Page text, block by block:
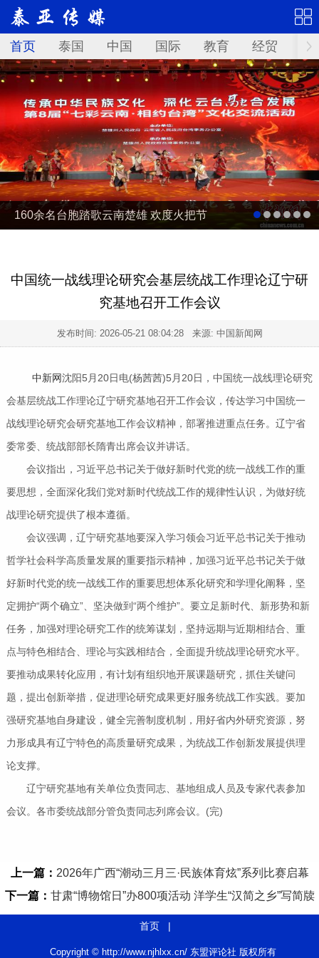
首页 泰国 中国 国际 教育 经贸 华
160余名台胞踏歌云南楚雄 欢度火把节
中国统一战线理论研究会基层统战工作理论辽宁研
究基地召开工作会议
发布时间: 2026-05-21 08:04:28来源: 中国新闻网
中新网沈阳5月20日电(杨茜茜)5月20日，中国统一战线理论研究
会基层统战工作理论辽宁研究基地召开工作会议，传达学习中国统一
战线理论研究会研究基地工作会议精神，部署推进重点任务。辽宁省
委常委、统战部部长隋青出席会议并讲话。
会议指出，习近平总书记关于做好新时代党的统一战线工作的重
要思想，全面深化我们党对新时代统战工作的规律性认识，为做好统
战理论研究提供了根本遵循。
会议强调，辽宁研究基地要深入学习领会习近平总书记关于推动
哲学社会科学高质量发展的重要指示精神，加强习近平总书记关于做
好新时代党的统一战线工作的重要思想体系化研究和学理化阐释，坚
定拥护“两个确立”、坚决做到“两个维护”。要立足新时代、新形势和新
任务，加强对理论研究工作的统筹谋划，坚持远期与近期相结合、重
点与特色相结合、理论与实践相结合，全面提升统战理论研究水平。
要推动成果转化应用，有计划有组织地开展课题研究，抓住关键问
题，提出创新举措，促进理论研究成果更好服务统战工作实践。要加
强研究基地自身建设，健全完善制度机制，用好省内外研究资源，努
力形成具有辽宁特色的高质量研究成果，为统战工作创新发展提供理
论支撑。
辽宁研究基地有关单位负责同志、基地组成人员及专家代表参加
会议。各市委统战部分管负责同志列席会议。(完)
上一篇： 2026年广西“潮动三月三·民族体育炫”系列比赛启幕
下一篇： 甘肃“博物馆日”办800项活动 洋学生“汉简之乡”写简牍
首页 |
Copyright © http://www.njhlxx.cn/ 东盟评论社 版权所有